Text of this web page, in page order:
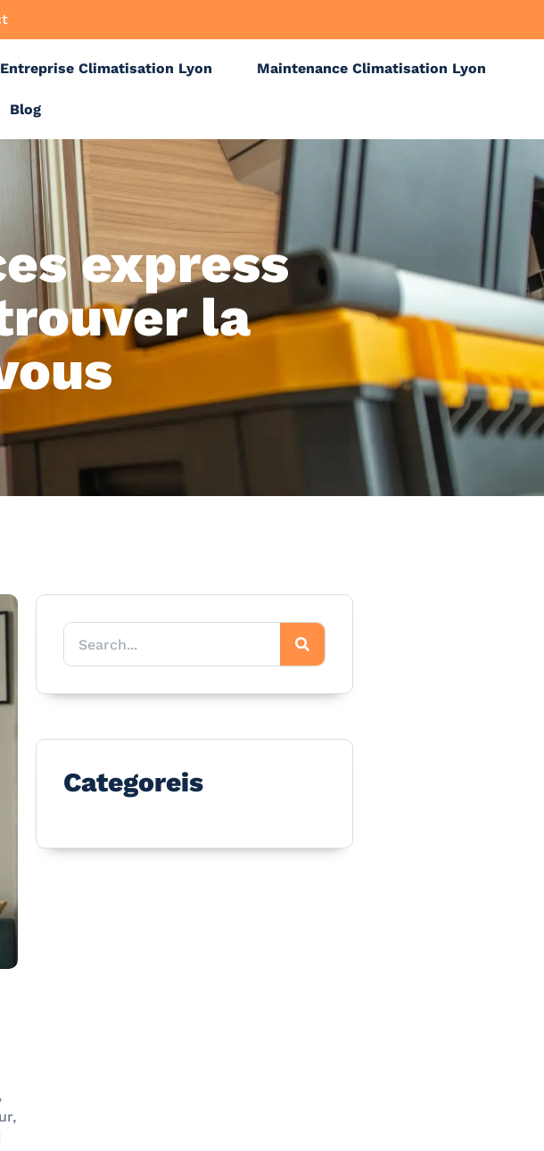
Entreprise Climatisation Lyon Maintenance Climatisation Lyon
Blog
express
la
Categoreis